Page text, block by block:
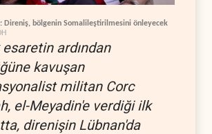
Direniş, bölgenin Somalileştirilmesini önleyecek
esaretin ardından
kavuşan
militan Corc
el-Meyadin'e verdiği ilk
direnişin Lübnan'da